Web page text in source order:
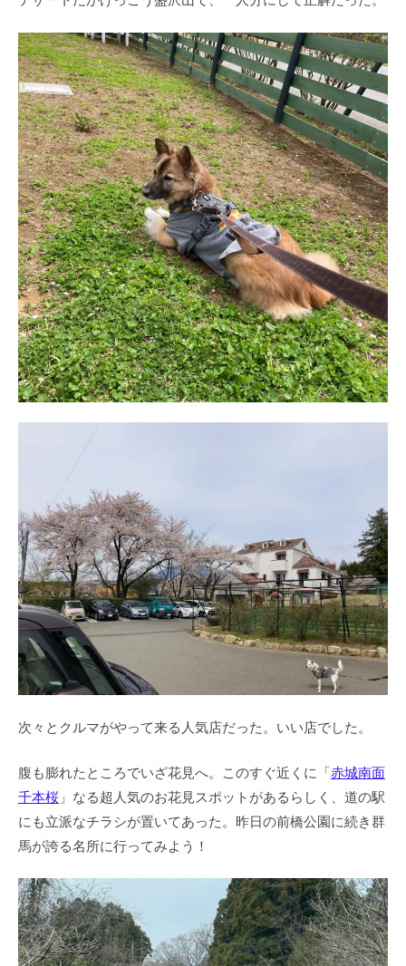
次々とクルマがやって来る人気店だった。いい店でした。
腹も膨れたところでいざ花見へ。このすぐ近くに「赤城南面
千本桜 」なる超人気のお花見スポットがあるらしく、道の駅
にも立派なチラシが置いてあった。昨日の前橋公園に続き群
馬が誇る名所に行ってみよう！